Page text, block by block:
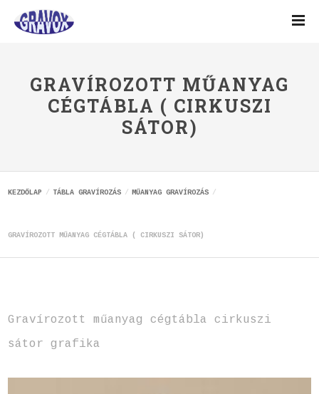
GRAVÍROZOTT MŰANYAG
CÉGTÁBLA ( CIRKUSZI
SÁTOR)
KEZDŐLAP TÁBLA GRAVÍROZÁS MŰANYAG GRAVÍROZÁS
GRAVÍROZOTT MŰANYAG CÉGTÁBLA ( CIRKUSZI SÁTOR)
Gravírozott műanyag cégtábla cirkuszi
sátor grafika